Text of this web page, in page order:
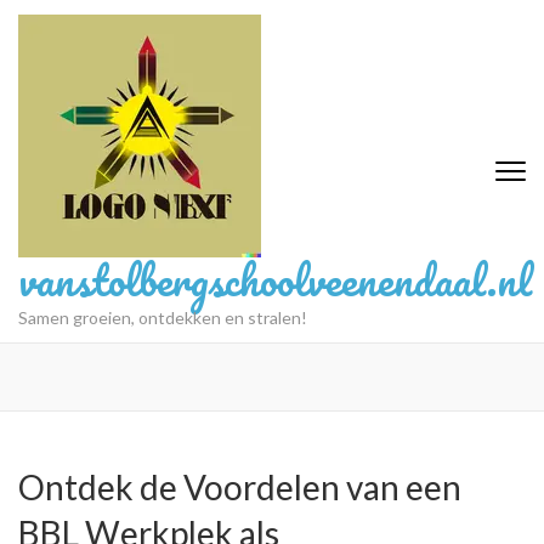
Ga
vanstolbergschoolveenendaal.nl
Samen groeien, ontdekken en stralen!
Ontdek de Voordelen van een
BBL Werkplek als